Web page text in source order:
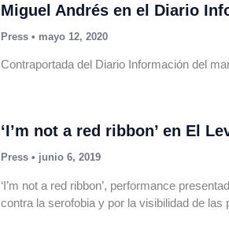
Miguel Andrés en el Diario
Press • mayo 12, 2020
Contraportada del Diario Información del
‘I’m not a red ribbon’ en El
Press • junio 6, 2019
‘I’m not a red ribbon’, performance
contra la serofobia y por la visibilidad de